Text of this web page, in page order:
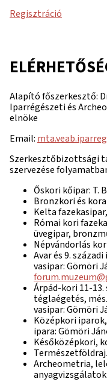
Regisztráció
Alapító főszerkesztő:
Iparrégészeti és
elnöke
Email:
Szerkesztőbizottsági
szervezése
Őskori kőipar: T.
Bronzkori és
Kelta
Római kori
üvegipar,
Népvándorlás
Avar és 9.
vasipar: Gömöri
Árpád-kori 11-
téglaégetés,
vasipar: Gömöri
Középkori
ipara: Gömöri
Későközépkori,
Archeometria,
anyagvizsgálatok: